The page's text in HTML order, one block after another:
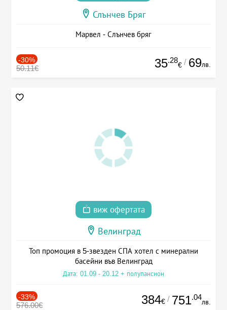
Слънчев Бряг
Марвел - Слънчев бряг
-30%
50.11€ 35.28
€ / 69лв.
виж офертата
Велинград
Топ промоция в 5-звезден СПА хотел с минерални
басейни във Велинград
Дата: 01.09 - 20.12 + полупансион
-33%
576.00€ 384€ / 751.04
лв.